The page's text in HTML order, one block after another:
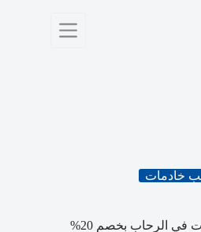
خادمات
الرحاب بخصم 20%